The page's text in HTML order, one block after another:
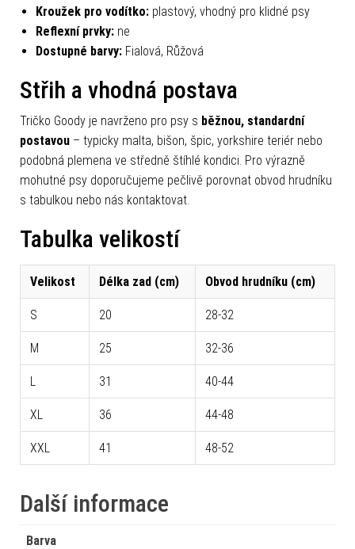
Kroužek pro vodítko: plastový, vhodný pro klidné psy
Reflexní prvky: ne
Dostupné barvy: Fialová, Růžová
Střih a vhodná postava
Tričko Goody je navrženo pro psy s běžnou, standardní
postavou – typicky malta, bišon, špic, yorkshire teriér nebo
podobná plemena ve středně štíhlé kondici. Pro výrazně
mohutné psy doporučujeme pečlivě porovnat obvod hrudníku
s tabulkou nebo nás kontaktovat.
Tabulka velikostí
Velikost Délka zad (cm) Obvod hrudníku (cm)
S 20 28-32
M 25 32-36
L 31 40-44
XL 36 44-48
XXL 41 48-52
Další informace
Barva